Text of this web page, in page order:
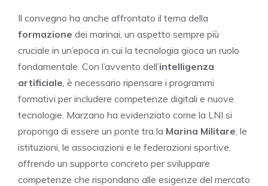
Il convegno ha anche affrontato il tema della
formazione dei marinai, un aspetto sempre più
cruciale in un’epoca in cui la tecnologia gioca un ruolo
fondamentale. Con l’avvento dell’intelligenza
artificiale , è necessario ripensare i programmi
formativi per includere competenze digitali e nuove
tecnologie. Marzano ha evidenziato come la LNI si
proponga di essere un ponte tra la Marina Militare , le
istituzioni, le associazioni e le federazioni sportive,
offrendo un supporto concreto per sviluppare
competenze che rispondano alle esigenze del mercato